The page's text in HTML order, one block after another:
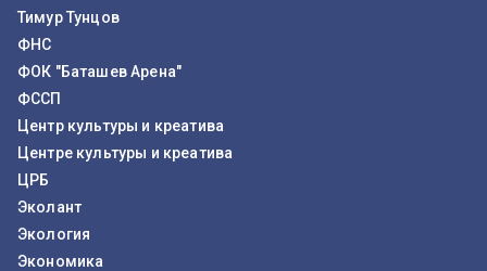
Тимур Тунцов
ФНС
ФОК "Баташев Арена"
ФССП
Центр культуры и креатива
Центре культуры и креатива
ЦРБ
Эколант
Экология
Экономика